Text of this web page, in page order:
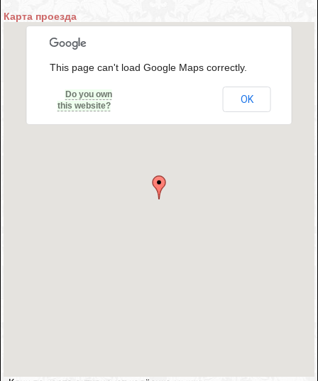
Карта проезда
This page can't load Google Maps correctly.
Do you own
this website?
OK